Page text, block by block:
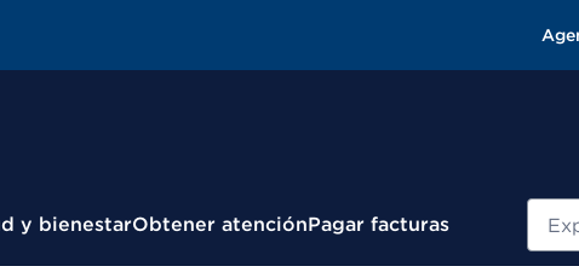
y bienestarObtener atenciónPagar facturas